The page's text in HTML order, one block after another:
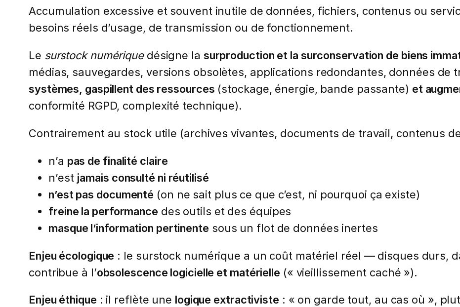
Accumulation excessive et souvent inutile de données, fichiers, contenus ou
besoins réels d’usage, de transmission ou de fonctionnement.
Le surstock numériquedésigne la surproduction et la surconservation de biens
médias, sauvegardes, versions obsolètes, applications redondantes, données de
systèmes, gaspillent des ressources (stockage, énergie, bande passante) et
conformité RGPD, complexité technique).
Contrairement au stock utile (archives vivantes, documents de travail, contenus
n’a pas de finalité claire
n’est jamais consulté ni réutilisé
n’est pas documenté (on ne sait plus ce que c’est, ni pourquoi ça existe)
freine la performance des outils et des équipes
masque l’information pertinente sous un flot de données inertes
Enjeu écologique : le surstock numérique a un coût matériel réel — disques durs,
contribue à l’obsolescence logicielle et matérielle (« vieillissement caché »).
Enjeu éthique : il reflète une logique extractiviste : « on garde tout, au cas où »,